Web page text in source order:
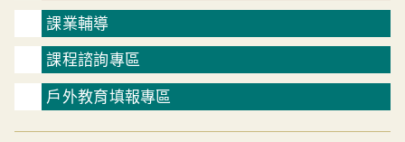
課業輔導
課程諮詢專區
戶外教育填報專區